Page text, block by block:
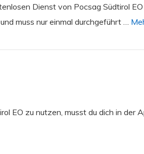
Dienst von Pocsag Südtirol
muss nur einmal durchgeführt …
EO zu nutzen, musst du dich in der